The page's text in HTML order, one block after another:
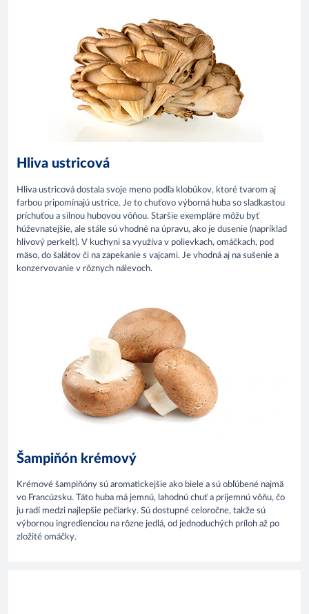
Hliva ustricová
Hliva ustricová dostala svoje meno podľa klobúkov, ktoré tvarom aj
farbou pripomínajú ustrice. Je to chuťovo výborná huba so sladkastou
príchuťou a silnou hubovou vôňou. Staršie exempláre môžu byť
húževnatejšie, ale stále sú vhodné na úpravu, ako je dusenie (napríklad
hlivový perkelt). V kuchyni sa využíva v polievkach, omáčkach, pod
mäso, do šalátov či na zapekanie s vajcami. Je vhodná aj na sušenie a
konzervovanie v rôznych nálevoch.
Šampiňón krémový
Krémové šampiňóny sú aromatickejšie ako biele a sú obľúbené najmä
vo Francúzsku. Táto huba má jemnú, lahodnú chuť a príjemnú vôňu, čo
ju radí medzi najlepšie pečiarky. Sú dostupné celoročne, takže sú
výbornou ingredienciou na rôzne jedlá, od jednoduchých príloh až po
zložité omáčky.